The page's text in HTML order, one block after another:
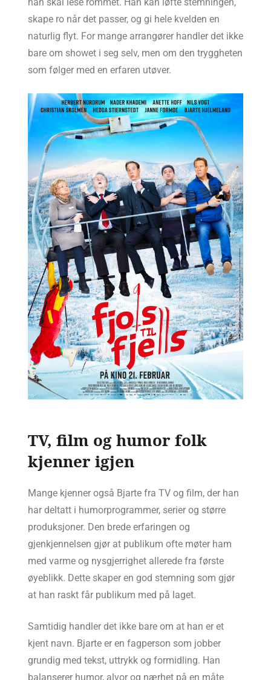
han skal lese rommet. Han kan løfte stemningen,
skape ro når det passer, og gi hele kvelden en
naturlig flyt. For mange arrangører handler det ikke
bare om showet i seg selv, men om den tryggheten
som følger med en erfaren utøver.
TV, film og humor folk
kjenner igjen
Mange kjenner også Bjarte fra TV og film, der han
har deltatt i humorprogrammer, serier og større
produksjoner. Den brede erfaringen og
gjenkjennelsen gjør at publikum ofte møter ham
med varme og nysgjerrighet allerede fra første
øyeblikk. Dette skaper en god stemning som gjør
at han raskt får publikum med på laget.
Samtidig handler det ikke bare om at han er et
kjent navn. Bjarte er en fagperson som jobber
grundig med tekst, uttrykk og formidling. Han
balanserer humor, alvor og nærhet på en måte